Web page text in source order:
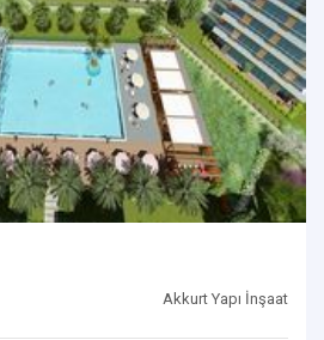
Akkurt Yapı İnşaat